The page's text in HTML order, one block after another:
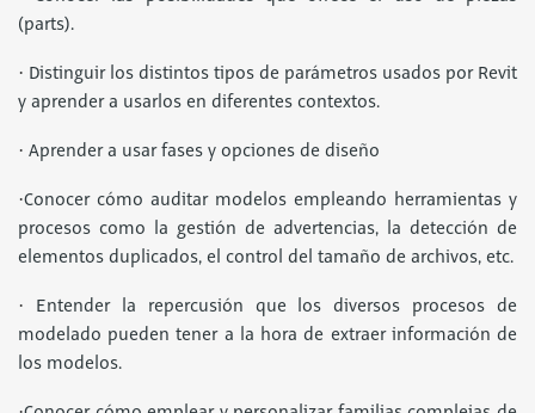
(parts).
· Distinguir los distintos tipos de parámetros usados por Revit
y aprender a usarlos en diferentes contextos.
· Aprender a usar fases y opciones de diseño
·Conocer cómo auditar modelos empleando herramientas y
procesos como la gestión de advertencias, la detección de
elementos duplicados, el control del tamaño de archivos, etc.
·
Entender la repercusión que los diversos procesos de
modelado pueden tener a la hora de extraer información de
los modelos.